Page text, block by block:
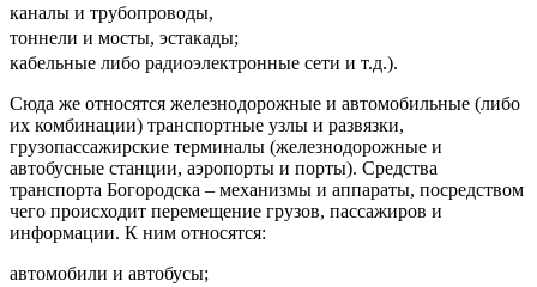
каналы и трубопроводы,
тоннели и мосты, эстакады;
кабельные либо радиоэлектронные сети и т.д.).
Сюда же относятся железнодорожные и автомобильные (либо
их комбинации) транспортные узлы и развязки,
грузопассажирские терминалы (железнодорожные и
автобусные станции, аэропорты и порты). Средства
транспорта Богородска – механизмы и аппараты, посредством
чего происходит перемещение грузов, пассажиров и
информации. К ним относятся:
автомобили и автобусы;